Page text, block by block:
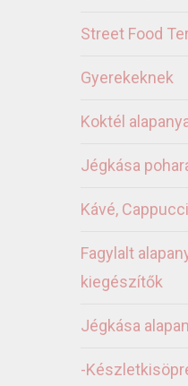
Street Food
Gyerekeknek
Koktél
Jégkása
Kávé,
Fagylalt
kiegészítők
Jégkása
-